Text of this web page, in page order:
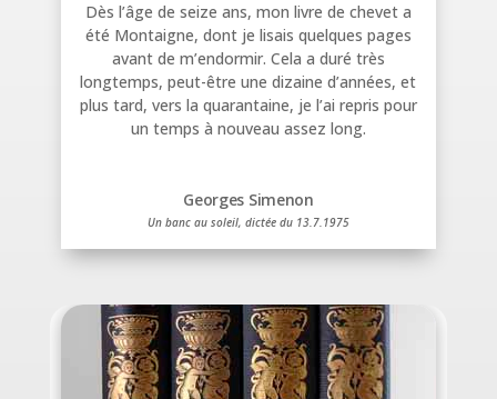
Dès l’âge de seize ans, mon livre de chevet a
été Montaigne, dont je lisais quelques pages
avant de m’endormir. Cela a duré très
longtemps, peut-être une dizaine d’années, et
plus tard, vers la quarantaine, je l’ai repris pour
un temps à nouveau assez long.
Georges Simenon
Un banc au soleil, dictée du 13.7.1975